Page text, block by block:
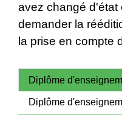
avez changé d'état
demander la
la prise en compte
Diplôme
Diplôme